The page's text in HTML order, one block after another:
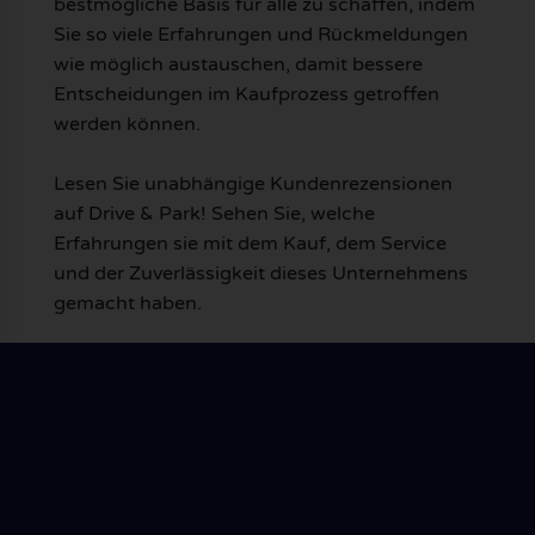
Sie so viele Erfahrungen und Rückmeldungen
wie möglich austauschen, damit bessere
Entscheidungen im Kaufprozess getroffen
werden können.
Lesen Sie unabhängige Kundenrezensionen
auf Drive & Park! Sehen Sie, welche
Erfahrungen sie mit dem Kauf, dem Service
und der Zuverlässigkeit dieses Unternehmens
gemacht haben.